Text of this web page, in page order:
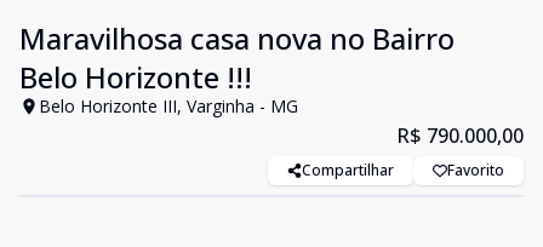
Maravilhosa casa nova no Bairro
Belo Horizonte !!!
Belo Horizonte III, Varginha - MG
R$ 790.000,00
Compartilhar Favorito